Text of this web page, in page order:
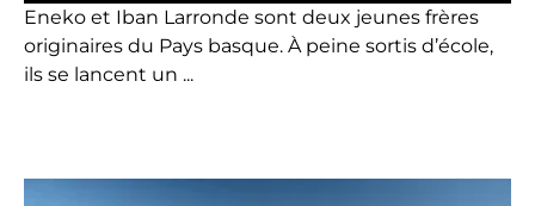
Eneko et Iban Larronde sont deux jeunes frères
originaires du Pays basque. À peine sortis d’école,
ils se lancent un ...